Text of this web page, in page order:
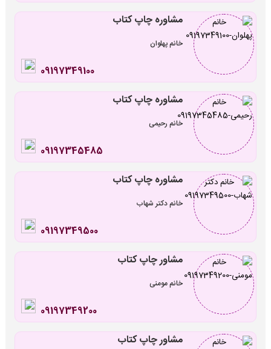
مشاوره چاپ کتاب
خانم پهلوان
09197349100
مشاوره چاپ کتاب
خانم رحیمی
09197345485
مشاوره چاپ کتاب
خانم دکتر شهاب
09197349500
مشاور چاپ کتاب
خانم مومنی
09197349200
مشاور چاپ کتاب